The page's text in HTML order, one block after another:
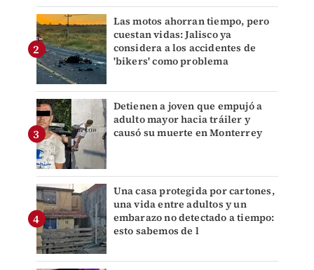
Las motos ahorran tiempo, pero
cuestan vidas: Jalisco ya
considera a los accidentes de
'bikers' como problema
Detienen a joven que empujó a
adulto mayor hacia tráiler y
causó su muerte en Monterrey
Una casa protegida por cartones,
una vida entre adultos y un
embarazo no detectado a tiempo:
esto sabemos de l